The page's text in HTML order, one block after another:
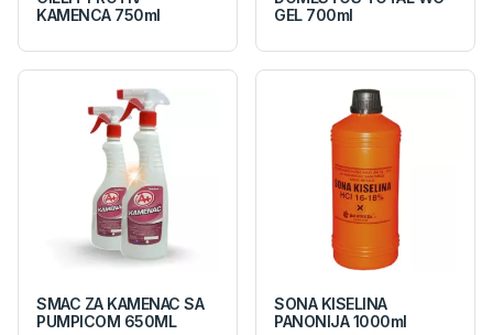
KAMENCA 750ml
GEL 700ml
SMAC ZA KAMENAC SA
PUMPICOM 650ML
SONA KISELINA
PANONIJA 1000ml